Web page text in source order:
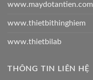
www.maydotantien.com
www.thietbithinghiem
www.thietbilab
THÔNG TIN LIÊN HỆ